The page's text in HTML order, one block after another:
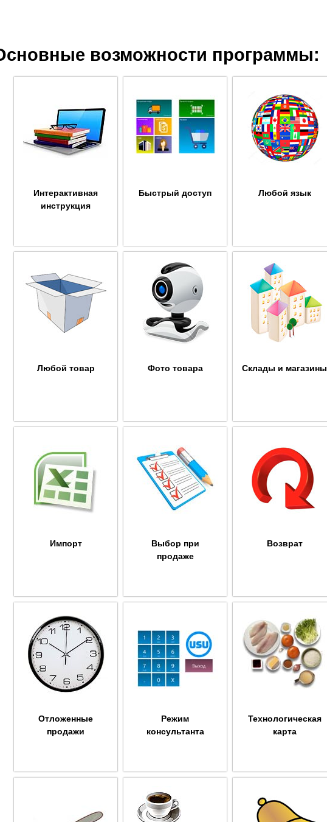
возможности программы:
Интерактивная
инструкция
Быстрый доступ Любой язык
Любой товар Фото товара Склады и магазины
Импорт
Выбор при
продаже
Возврат
Отложенные
продажи
Режим
консультанта
Технологическая
карта